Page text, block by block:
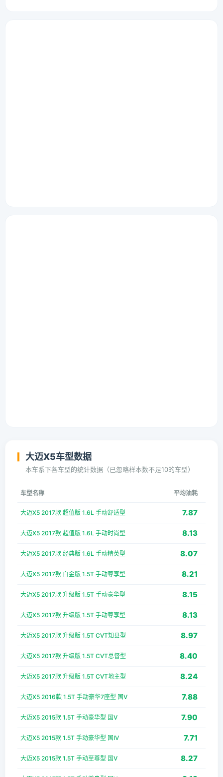
大迈X5车型数据
本车系下各车型的统计数据（已忽略样本数不足10的车型）
车型名称 平均油耗
大迈X5 2017款 超值版 1.6L 手动舒适型 7.87
大迈X5 2017款 超值版 1.6L 手动时尚型 8.13
大迈X5 2017款 经典版 1.6L 手动精英型 8.07
大迈X5 2017款 白金版 1.5T 手动尊享型 8.21
大迈X5 2017款 升级版 1.5T 手动豪华型 8.15
大迈X5 2017款 升级版 1.5T 手动尊享型 8.13
大迈X5 2017款 升级版 1.5T CVT知县型 8.97
大迈X5 2017款 升级版 1.5T CVT总督型 8.40
大迈X5 2017款 升级版 1.5T CVT地主型 8.24
大迈X5 2016款 1.5T 手动豪华7座型 国V 7.88
大迈X5 2015款 1.5T 手动豪华型 国V 7.90
大迈X5 2015款 1.5T 手动豪华型 国IV 7.71
大迈X5 2015款 1.5T 手动至尊型 国V 8.27